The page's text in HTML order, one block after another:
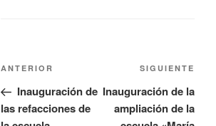
ANTERIOR
Inauguración de
las refacciones de
SIGUIENTE
Inauguración de la
ampliación de la